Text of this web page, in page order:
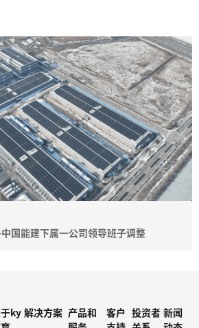
国能建下属一公司领导班子调整
ky 解决方案 产品和
客户 投资者 新闻